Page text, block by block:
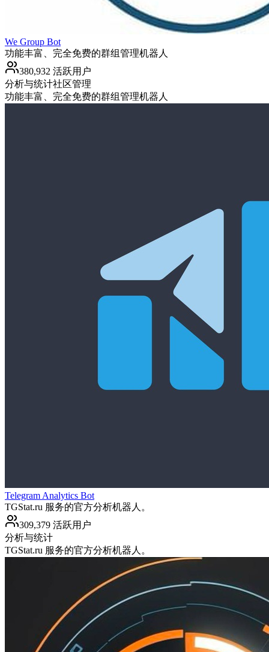
We Group Bot
功能丰富、完全免费的群组管理机器人
380,932 活跃用户
分析与统计社区管理
功能丰富、完全免费的群组管理机器人
Telegram Analytics Bot
TGStat.ru 服务的官方分析机器人。
309,379 活跃用户
分析与统计
TGStat.ru 服务的官方分析机器人。